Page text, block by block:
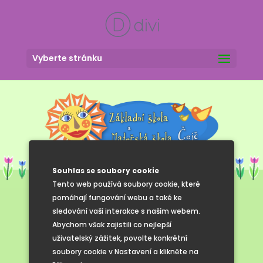
Souhlas se soubory cookie
Tento web používá soubory cookie, které
pomáhají fungování webu a také ke
sledování vaší interakce s naším webem.
Abychom však zajistili co nejlepší
uživatelský zážitek, povolte konkrétní
soubory cookie v Nastavení a klikněte na
Vyberte stránku
Prosinec 2024